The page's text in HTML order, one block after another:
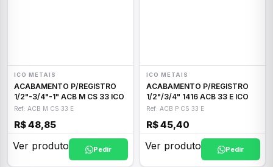
ICO METAIS
ACABAMENTO P/REGISTRO
1/2"-3/4"-1" ACB M CS 33 ICO
Ref: ACB M CS 33 E
R$ 48,85
Ver produto Pedir
ICO METAIS
ACABAMENTO P/REGISTRO
1/2"/3/4" 1416 ACB 33 E ICO
Ref: ACB P CS 33 E
R$ 45,40
Ver produto Pedir